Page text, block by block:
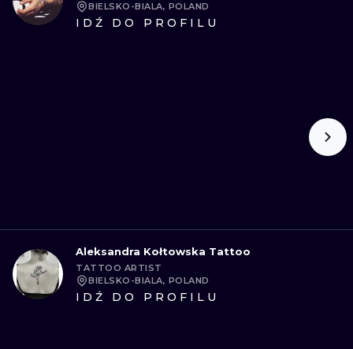
BIELSKO-BIALA, POLAND
IDŹ DO PROFILU
Aleksandra Kołtowska Tattoo
TATTOO ARTIST
BIELSKO-BIALA, POLAND
IDŹ DO PROFILU